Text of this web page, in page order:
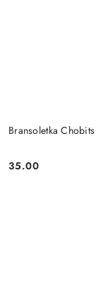
Bransoletka Chobits
Cena:
35.00